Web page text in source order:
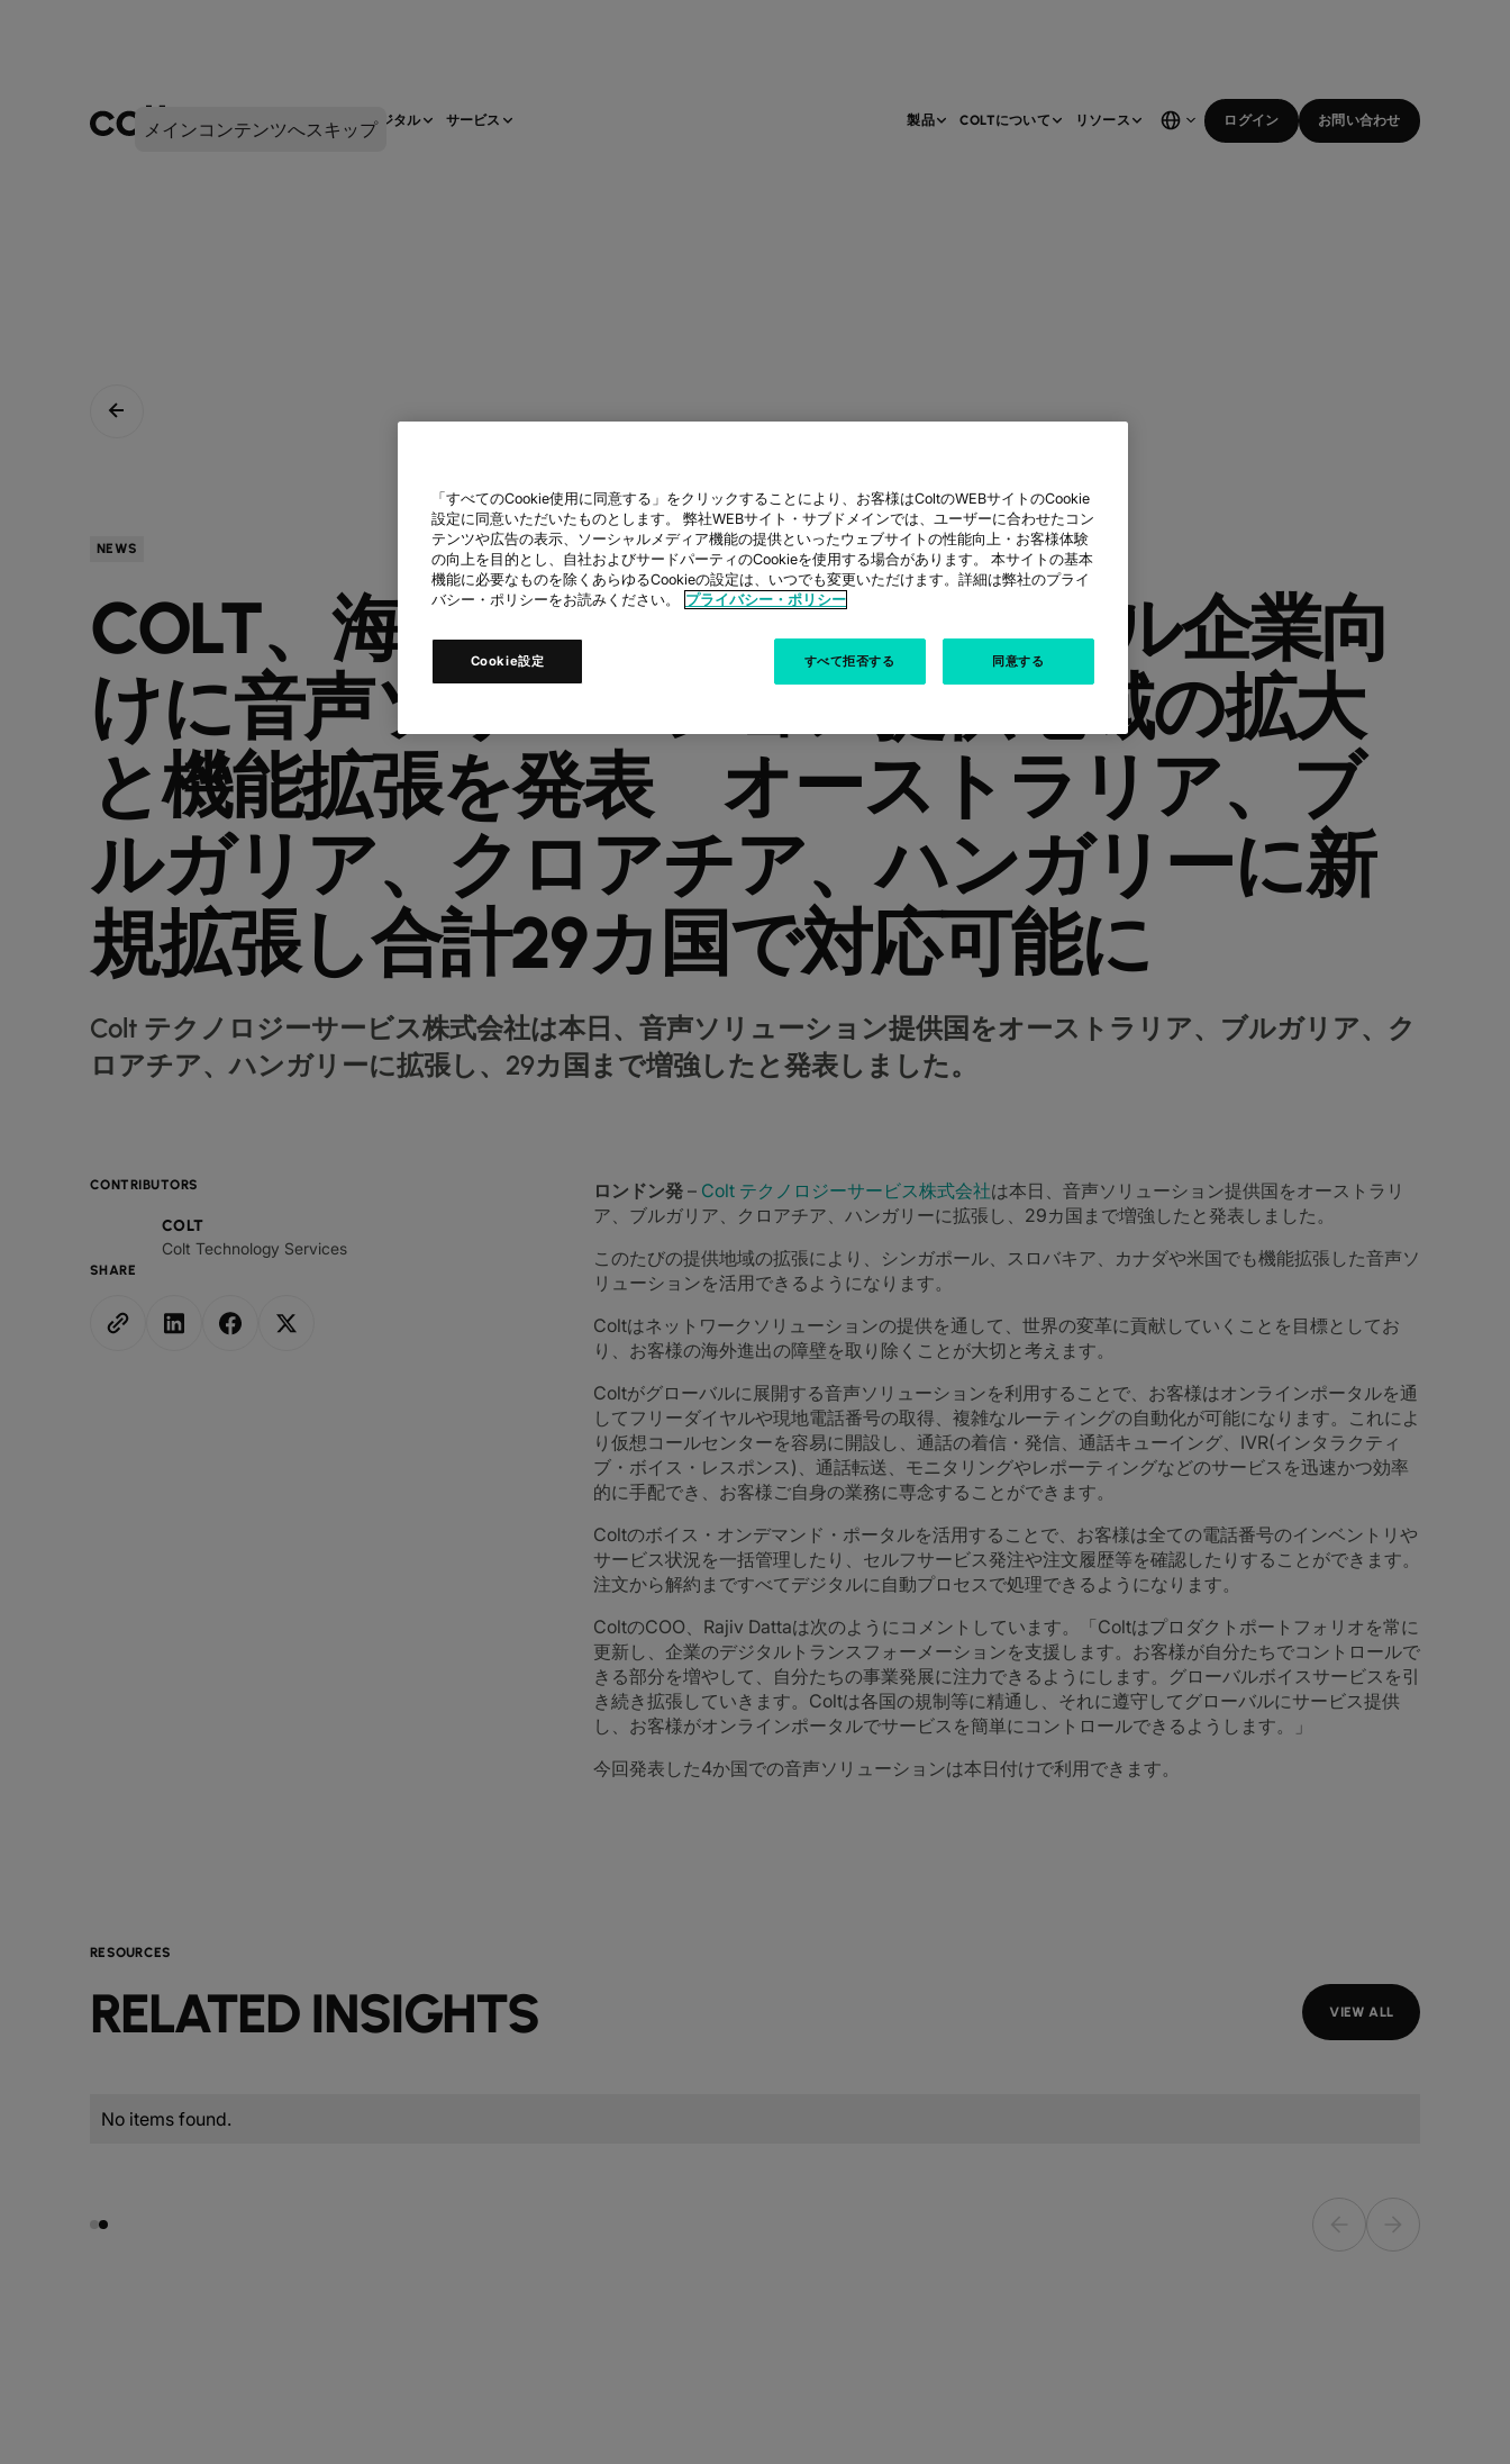
メインコンテンツへスキップ
ネットワークインフラ デジタル サービス 製品 COLTについて リソース ログイン お問い合わせ
NEWS
COLT、海外展開を図るグローバル企業向
けに音声ソリューション提供地域の拡大
と機能拡張を発表 オーストラリア、ブ
ルガリア、クロアチア、ハンガリーに新
規拡張し合計29カ国で対応可能に
Colt テクノロジーサービス株式会社は本日、音声ソリューション提供国をオーストラリア、ブルガリア、ク
ロアチア、ハンガリーに拡張し、29カ国まで増強したと発表しました。
CONTRIBUTORS
COLT
Colt Technology Services
SHARE
ロンドン発 – Colt テクノロジーサービス株式会社は本日、音声ソリューション提供国をオーストラリ
ア、ブルガリア、クロアチア、ハンガリーに拡張し、29カ国まで増強したと発表しました。
このたびの提供地域の拡張により、シンガポール、スロバキア、カナダや米国でも機能拡張した音声ソ
リューションを活用できるようになります。
Coltはネットワークソリューションの提供を通して、世界の変革に貢献していくことを目標としてお
り、お客様の海外進出の障壁を取り除くことが大切と考えます。
Coltがグローバルに展開する音声ソリューションを利用することで、お客様はオンラインポータルを通
してフリーダイヤルや現地電話番号の取得、複雑なルーティングの自動化が可能になります。これによ
り仮想コールセンターを容易に開設し、通話の着信・発信、通話キューイング、IVR(インタラクティ
ブ・ボイス・レスポンス)、通話転送、モニタリングやレポーティングなどのサービスを迅速かつ効率
的に手配でき、お客様ご自身の業務に専念することができます。
Coltのボイス・オンデマンド・ポータルを活用することで、お客様は全ての電話番号のインベントリや
サービス状況を一括管理したり、セルフサービス発注や注文履歴等を確認したりすることができます。
注文から解約まですべてデジタルに自動プロセスで処理できるようになります。
ColtのCOO、Rajiv Dattaは次のようにコメントしています。「Coltはプロダクトポートフォリオを常に
更新し、企業のデジタルトランスフォーメーションを支援します。お客様が自分たちでコントロールで
きる部分を増やして、自分たちの事業発展に注力できるようにします。グローバルボイスサービスを引
き続き拡張していきます。Coltは各国の規制等に精通し、それに遵守してグローバルにサービス提供
し、お客様がオンラインポータルでサービスを簡単にコントロールできるようします。」
今回発表した4か国での音声ソリューションは本日付けで利用できます。
RESOURCES
RELATED INSIGHTS VIEW ALL
No items found.
「すべてのCookie使用に同意する」をクリックすることにより、お客様はColtのWEBサイトのCookie
設定に同意いただいたものとします。 弊社WEBサイト・サブドメインでは、ユーザーに合わせたコン
テンツや広告の表示、ソーシャルメディア機能の提供といったウェブサイトの性能向上・お客様体験
の向上を目的とし、自社およびサードパーティのCookieを使用する場合があります。 本サイトの基本
機能に必要なものを除くあらゆるCookieの設定は、いつでも変更いただけます。詳細は弊社のプライ
バシー・ポリシーをお読みください。
プライバシー・ポリシー
Cookie設定 すべて拒否する 同意する